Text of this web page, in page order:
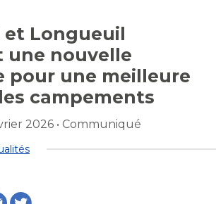
lien
vers
l'accueil
propriété
et urbanisme
et urbanisme
culture
proximité
socioécologique
à Longueuil
et
et Longueuil
une nouvelle
pour une meilleure
campements
2026 • Communiqué